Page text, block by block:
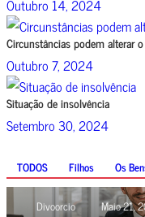
Outubro 14, 2024
Circunstâncias podem alterar
Outubro 7, 2024
Situação de insolvência
Setembro 30, 2024
TODOS Filhos Os
Divoorcio Maio 21,